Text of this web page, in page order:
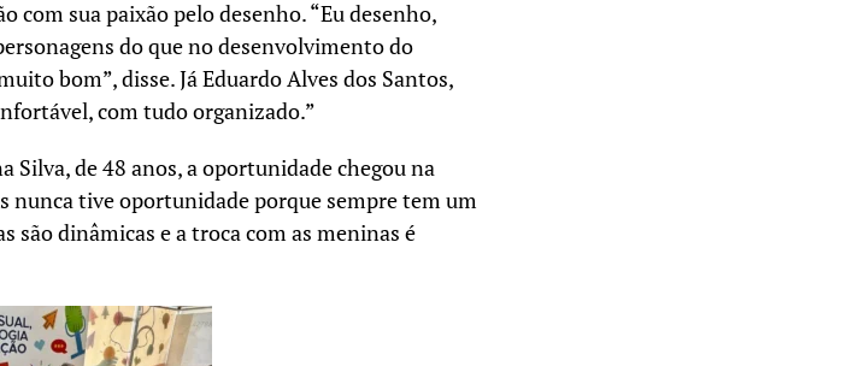
com sua paixão pelo desenho. “Eu desenho,
do que no desenvolvimento do
bom”, disse. Já Eduardo Alves dos Santos,
com tudo organizado.”
Silva, de 48 anos, a oportunidade chegou na
nunca tive oportunidade porque sempre tem um
são dinâmicas e a troca com as meninas é